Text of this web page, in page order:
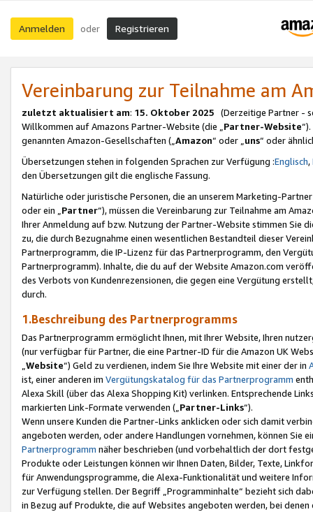
Anmelden oder Registrieren
Vereinbarung zur Teilnahme am
zuletzt aktualisiert am: 15. Oktober 2025 (Derzeitige Partner -
Willkommen auf Amazons Partner-Website (die „Partner-Website
genannten Amazon-Gesellschaften („Amazon“ oder „uns“ oder
Übersetzungen stehen in folgenden Sprachen zur Verfügung :Englisch,
den Übersetzungen gilt die englische Fassung.
Natürliche oder juristische Personen, die an unserem Marketing-
oder ein „Partner“), müssen die Vereinbarung zur Teilnahme am
Ihrer Anmeldung auf bzw. Nutzung der Partner-Website stimmen Sie
zu, die durch Bezugnahme einen wesentlichen Bestandteil dieser
Partnerprogramm, die IP-Lizenz für das Partnerprogramm, den
Partnerprogramm). Inhalte, die du auf der Website Amazon.com
des Verbots von Kundenrezensionen, die gegen eine Vergütung
durch.
1.Beschreibung des Partnerprogramms
Das Partnerprogramm ermöglicht Ihnen, mit Ihrer Website, Ihren
(nur verfügbar für Partner, die eine Partner-ID für die Amazon UK
Website“) Geld zu verdienen, indem Sie Ihre Website mit einer der in
ist, einer anderen im Vergütungskatalog für das Partnerprogramm
Alexa Skill (über das Alexa Shopping Kit) verlinken. Entsprechende
markierten Link-Formate verwenden („ Partner-Links“).
Wenn unsere Kunden die Partner-Links anklicken oder sich damit
angeboten werden, oder andere Handlungen vornehmen, können Sie
Partnerprogramm näher beschrieben (und vorbehaltlich der dort
Produkte oder Leistungen können wir Ihnen Daten, Bilder, Texte,
für Anwendungsprogramme, die Alexa-Funktionalität und weitere
zur Verfügung stellen. Der Begriff „Programminhalte“ bezieht sich
in Bezug auf Produkte, die auf Websites angeboten werden, bei